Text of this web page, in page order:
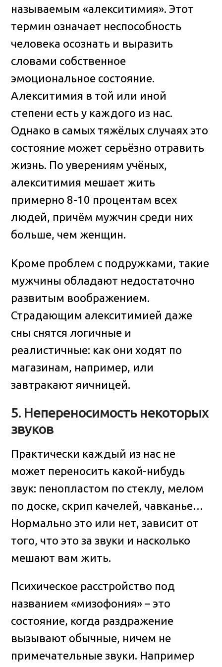
называемым «алекситимия». Этот
термин означает неспособность
человека осознать и выразить
словами собственное
эмоциональное состояние.
Алекситимия в той или иной
степени есть у каждого из нас.
Однако в самых тяжёлых случаях это
состояние может серьёзно отравить
жизнь. По уверениям учёных,
алекситимия мешает жить
примерно 8-10 процентам всех
людей, причём мужчин среди них
больше, чем женщин.
Кроме проблем с подружками, такие
мужчины обладают недостаточно
развитым воображением.
Страдающим алекситимией даже
сны снятся логичные и
реалистичные: как они ходят по
магазинам, например, или
завтракают яичницей.
5. Непереносимость некоторых
звуков
Практически каждый из нас не
может переносить какой-нибудь
звук: пенопластом по стеклу, мелом
по доске, скрип качелей, чавканье…
Нормально это или нет, зависит от
того, что это за звуки и насколько
мешают вам жить.
Психическое расстройство под
названием «мизофония» – это
состояние, когда раздражение
вызывают обычные, ничем не
примечательные звуки. Например